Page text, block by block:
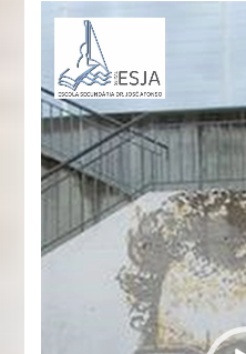
Reprodutor
vídeo